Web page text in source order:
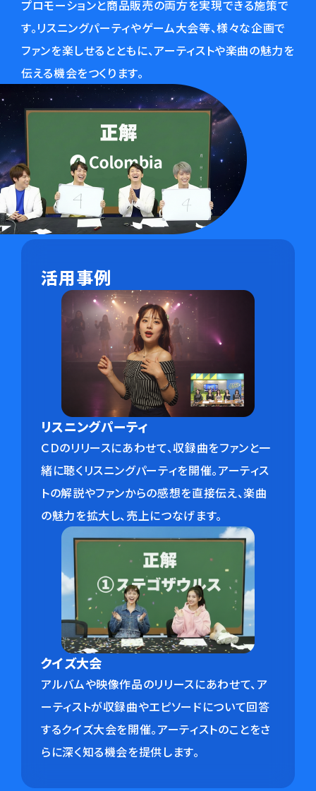
プロモーションと商品販売の両方を実現できる施策で
す。リスニングパーティやゲーム大会等、様々な企画で
ファンを楽しせるとともに、アーティストや楽曲の魅力を
伝える機会をつくります。
活用事例
リスニングパーティ
ＣＤのリリースにあわせて、収録曲をファンと一
緒に聴くリスニングパーティを開催。アーティス
トの解説やファンからの感想を直接伝え、楽曲
の魅力を拡大し、売上につなげます。
クイズ大会
アルバムや映像作品のリリースにあわせて、ア
ーティストが収録曲やエピソードについて回答
するクイズ大会を開催。アーティストのことをさ
らに深く知る機会を提供します。